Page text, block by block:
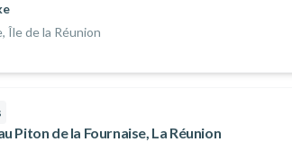
Île de la Réunion
Piton de la Fournaise, La Réunion